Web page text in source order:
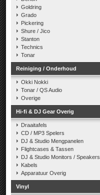
Goldring
Grado
Pickering
Shure / Jico
Stanton
Technics
Tonar
Reiniging / Onderhoud
Okki Nokki
Tonar / QS Audio
Overige
Hi-fi & DJ Gear Overig
Draaitafels
CD / MP3 Spelers
DJ & Studio Mengpanelen
Flightcases & Tassen
DJ & Studio Monitors / Speakers
Kabels
Apparatuur Overig
Vinyl